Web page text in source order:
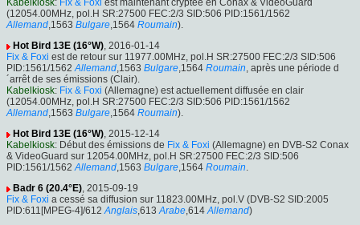
Kabelkiosk: Fix & Foxi est maintenant cryptée en Conax & VideoGuard
(12054.00MHz, pol.H SR:27500 FEC:2/3 SID:506 PID:1561/1562
Allemand,1563 Bulgare,1564 Roumain).
Hot Bird 13E (16°W), 2016-01-14
Fix & Foxi est de retour sur 11977.00MHz, pol.H SR:27500 FEC:2/3 SID:506
PID:1561/1562 Allemand,1563 Bulgare,1564 Roumain, après une période d
´arrêt de ses émissions (Clair).
Kabelkiosk: Fix & Foxi (Allemagne) est actuellement diffusée en clair
(12054.00MHz, pol.H SR:27500 FEC:2/3 SID:506 PID:1561/1562
Allemand,1563 Bulgare,1564 Roumain).
Hot Bird 13E (16°W), 2015-12-14
Kabelkiosk: Début des émissions de Fix & Foxi (Allemagne) en DVB-S2 Conax
& VideoGuard sur 12054.00MHz, pol.H SR:27500 FEC:2/3 SID:506
PID:1561/1562 Allemand,1563 Bulgare,1564 Roumain.
Badr 6 (20.4°E), 2015-09-19
Fix & Foxi a cessé sa diffusion sur 11823.00MHz, pol.V (DVB-S2 SID:2005
PID:611[MPEG-4]/612 Anglais,613 Arabe,614 Allemand)